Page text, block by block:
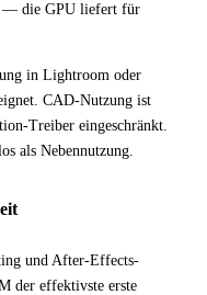
— die GPU liefert für
in Lightroom oder
CAD-Nutzung ist
Treiber eingeschränkt.
als Nebennutzung.
und After-Effects-
der effektivste erste